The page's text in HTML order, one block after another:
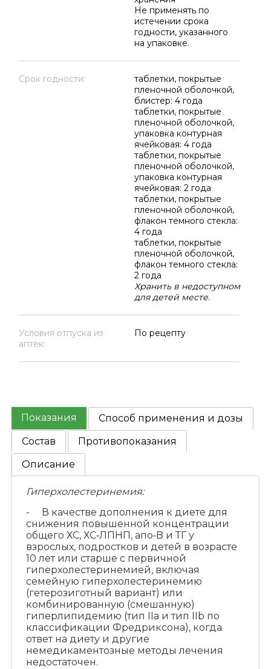
Не применять по
истечении срока
годности, указанного
на упаковке.
Срок годности:
таблетки, покрытые
пленочной оболочкой,
блистер: 4 года
таблетки, покрытые
пленочной оболочкой,
упаковка контурная
ячейковая: 4 года
таблетки, покрытые
пленочной оболочкой,
упаковка контурная
ячейковая: 2 года
таблетки, покрытые
пленочной оболочкой,
флакон темного стекла:
4 года
таблетки, покрытые
пленочной оболочкой,
флакон темного стекла:
2 года
Хранить в недоступном
для детей месте.
Условия отпуска из
аптек:
По рецепту
Показания
Способ применения и дозы
Состав
Противопоказания
Описание
Гиперхолестеринемия:
- В качестве дополнения к диете для
снижения повышенной концентрации
общего ХС, ХС‑ЛПНП, апо‑B и ТГ у
взрослых, подростков и детей в возрасте
10 лет или старше с первичной
гиперхолестеринемией, включая
семейную гиперхолестеринемию
(гетерозиготный вариант) или
комбинированную (смешанную)
гиперлипидемию (тип IIa и тип IIb по
классификации Фредриксона), когда
ответ на диету и другие
немедикаментозные методы лечения
недостаточен.